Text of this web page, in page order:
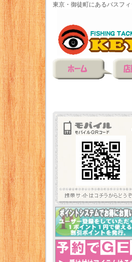
東京・御徒町にあるバスフ